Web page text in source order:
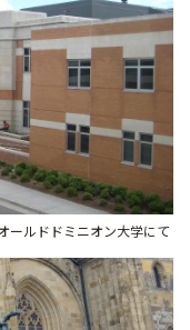
ールドドミニオン大学にて